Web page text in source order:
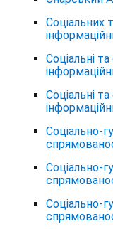
Соціальних
Соціальні
Соціальні
Соціально-
Соціально-
Соціально-